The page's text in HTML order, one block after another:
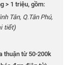
> 1 triệu, gồm:
Tân, Q.Tân Phú,
tiết)
thuận từ 50-200k